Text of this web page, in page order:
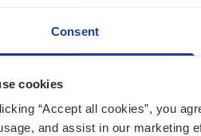
Consent
cookies
“Accept all cookies”, you
and assist in our marketing